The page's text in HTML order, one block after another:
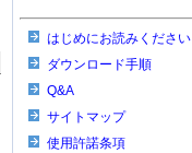
はじめにお読みください
ダウンロード手順
Q&A
サイトマップ
使用許諾条項